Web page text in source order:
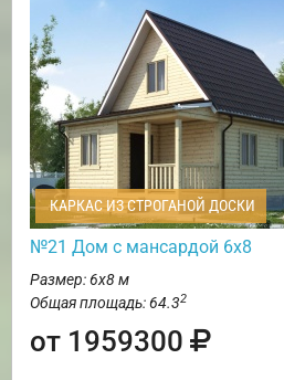
КАРКАС ИЗ СТРОГАНОЙ ДОСКИ
№21 Дом с мансардой 6х8
Размер: 6х8 м
Общая площадь: 64.32
от 1959300